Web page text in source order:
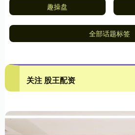
趣操盘
全部话题标签
关注 股王配资